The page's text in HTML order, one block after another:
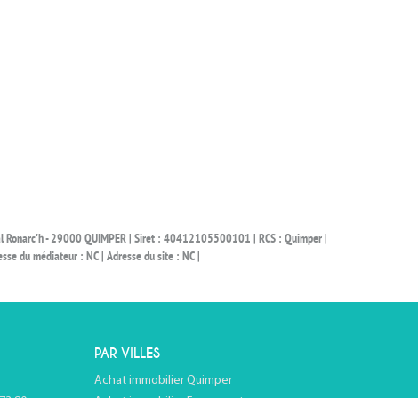
Ronarc'h - 29000 QUIMPER | Siret : 40412105500101 | RCS : Quimper |
du médiateur : NC | Adresse du site : NC |
PAR VILLES
Achat immobilier Quimper